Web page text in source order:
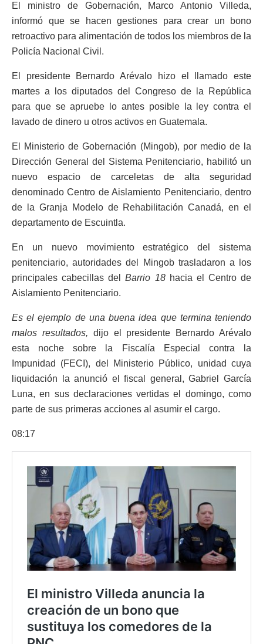
El ministro de Gobernación, Marco Antonio Villeda,
informó que se hacen gestiones para crear un bono
retroactivo para alimentación de todos los miembros de la
Policía Nacional Civil.
El presidente Bernardo Arévalo hizo el llamado este
martes a los diputados del Congreso de la República
para que se apruebe lo antes posible la ley contra el
lavado de dinero u otros activos en Guatemala.
El Ministerio de Gobernación (Mingob), por medio de la
Dirección General del Sistema Penitenciario, habilitó un
nuevo espacio de carceletas de alta seguridad
denominado Centro de Aislamiento Penitenciario, dentro
de la Granja Modelo de Rehabilitación Canadá, en el
departamento de Escuintla.
En un nuevo movimiento estratégico del sistema
penitenciario, autoridades del Mingob trasladaron a los
principales cabecillas delBarrio 18hacia el Centro de
Aislamiento Penitenciario.
Es el ejemplo de una buena idea que termina teniendo
malos resultados, dijo el presidente Bernardo Arévalo
esta noche sobre la Fiscalía Especial contra la
Impunidad (FECI), del Ministerio Público, unidad cuya
liquidación la anunció el fiscal general, Gabriel García
Luna, en sus declaraciones vertidas el domingo, como
parte de sus primeras acciones al asumir el cargo.
08:17